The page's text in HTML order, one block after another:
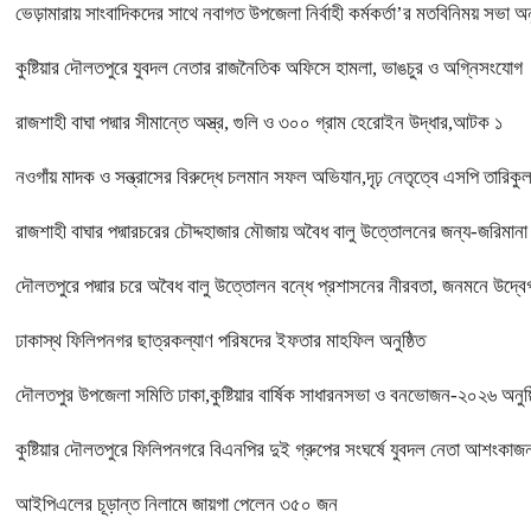
ভেড়ামারায় সাংবাদিকদের সাথে নবাগত উপজেলা নির্বাহী কর্মকর্তা’র মতবিনিময় সভা
কুষ্টিয়ার দৌলতপুরে যুবদল নেতার রাজনৈতিক অফিসে হামলা, ভাঙচুর ও অগ্নিসংযোগ
রাজশাহী বাঘা পদ্মার সীমান্তে অস্ত্র, গুলি ও ৩০০ গ্রাম হেরোইন উদ্ধার,আটক ১
নওগাঁয় মাদক ও সন্ত্রাসের বিরুদ্ধে চলমান সফল অভিযান,দৃঢ় নেতৃত্বে এসপি
রাজশাহী বাঘার পদ্মারচরের চৌদ্দহাজার মৌজায় অবৈধ বালু উত্তোলনের জন্য-জরিমানা
দৌলতপুরে পদ্মার চরে অবৈধ বালু উত্তোলন বন্ধে প্রশাসনের নীরবতা, জনমনে
ঢাকাস্থ ফিলিপনগর ছাত্রকল্যাণ পরিষদের ইফতার মাহফিল অনুষ্ঠিত
দৌলতপুর উপজেলা সমিতি ঢাকা,কুষ্টিয়ার বার্ষিক সাধারনসভা ও বনভোজন-২০২৬
কুষ্টিয়ার দৌলতপুরে ফিলিপনগরে বিএনপির দুই গ্রুপের সংঘর্ষে যুবদল নেতা
আইপিএলের চূড়ান্ত নিলামে জায়গা পেলেন ৩৫০ জন